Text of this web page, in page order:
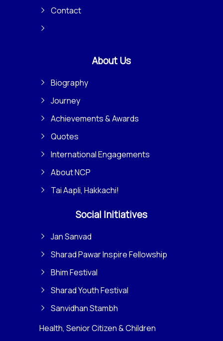
Contact
About Us
Biography
Journey
Achievements & Awards
Quotes
International Engagements
About NCP
Tai Aapli, Hakkachi!
Social Initiatives
Jan Sanvad
Sharad Pawar Inspire Fellowship
Bhim Festival
Sharad Youth Festival
Sanvidhan Stambh
Health, Senior Citizen & Children